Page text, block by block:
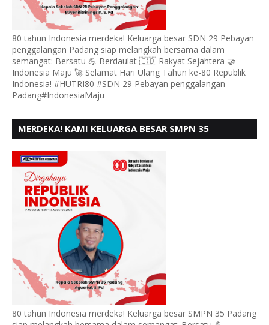
80 tahun Indonesia merdeka! Keluarga besar SDN 29 Pebayan
penggalangan Padang siap melangkah bersama dalam
semangat: Bersatu 💪 Berdaulat 🇮🇩 Rakyat Sejahtera 🤝
Indonesia Maju 🚀 Selamat Hari Ulang Tahun ke-80 Republik
Indonesia! #HUTRI80 #SDN 29 Pebayan penggalangan
Padang#IndonesiaMaju
MERDEKA! KAMI KELUARGA BESAR SMPN 35
80 tahun Indonesia merdeka! Keluarga besar SMPN 35 Padang